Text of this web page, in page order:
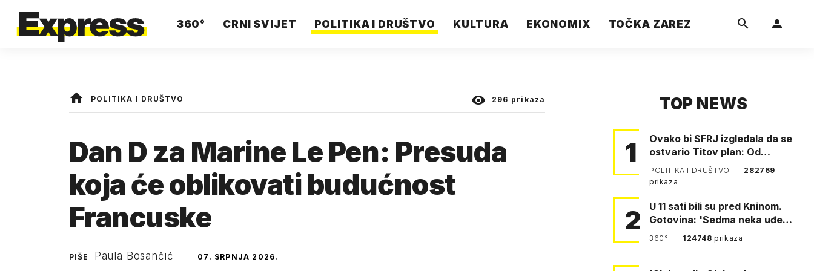
360° CRNI SVIJET POLITIKA I DRUŠTVO KULTURA EKONOMIX TOČKA ZAREZ
POLITIKA I DRUŠTVO 296 prikaza
Dan D za Marine Le Pen: Presuda
koja će oblikovati budućnost
Francuske
PIŠE Paula Bosančić 07. SRPNJA 2026.
TOP NEWS
1
Ovako bi SFRJ izgledala da se
ostvario Titov plan: Od
Klagenfurta do Istanbula!
POLITIKA I DRUŠTVO
282769
prikaza
2
U 11 sati bili su pred Kninom.
Gotovina: 'Sedma neka uđe,
4. gardijska neka g…
360° 124748prikaza